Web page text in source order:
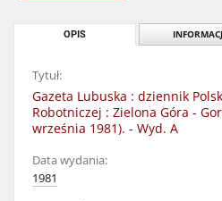
OPIS
Tytuł:
Gazeta Lubuska : dziennik
Robotniczej : Zielona Góra -
września 1981). - Wyd. A
Data wydania:
1981